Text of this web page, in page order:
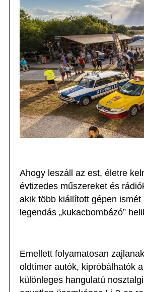
Ahogy leszáll az est, életre
évtizedes műszereket és
akik több kiállított gépen
legendás „kukacbombázó”
Emellett folyamatosan
oldtimer autók, kipróbálhatók
különleges hangulatú